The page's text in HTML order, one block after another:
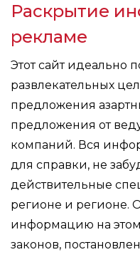
Раскрытие
рекламе
Этот сайт идеально
развлекательных
предложения
предложения от
компаний. Вся
для справки, не
действительные
регионе и регионе.
информацию на
законов,